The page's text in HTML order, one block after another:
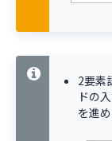
2要素
ドの
を進